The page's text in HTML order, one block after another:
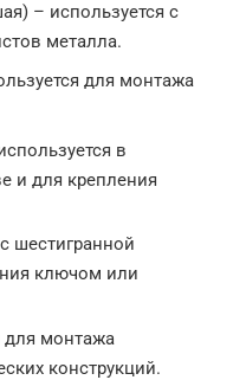
– используется с
металла.
для монтажа
в
и для крепления
шестигранной
ключом или
для монтажа
конструкций.